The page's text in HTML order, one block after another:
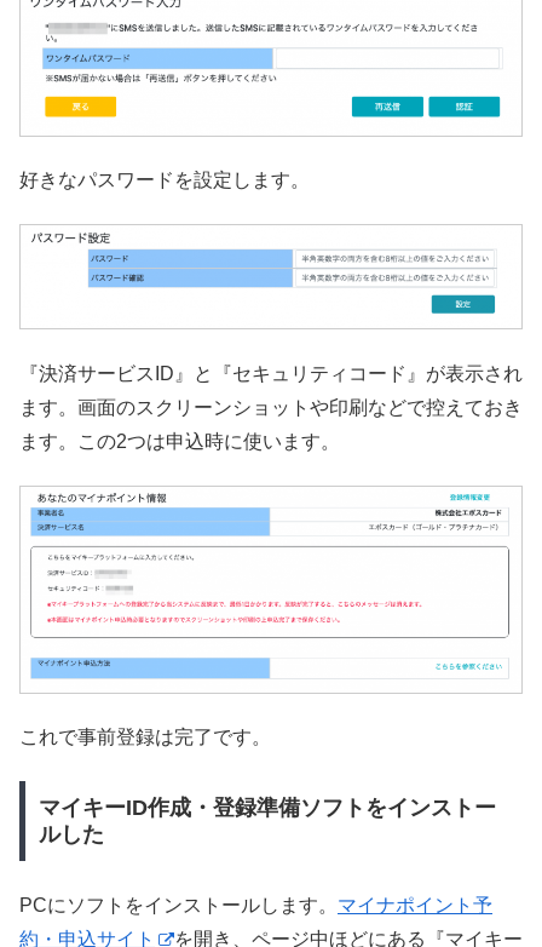
好きなパスワードを設定します。
『決済サービスID』と『セキュリティコード』が表示され
ます。画面のスクリーンショットや印刷などで控えておき
ます。この2つは申込時に使います。
これで事前登録は完了です。
マイキーID作成・登録準備ソフトをインストー
ルした
PCにソフトをインストールします。 マイナポイント予
約・申込サイト
を開き、ページ中ほどにある『マイキー